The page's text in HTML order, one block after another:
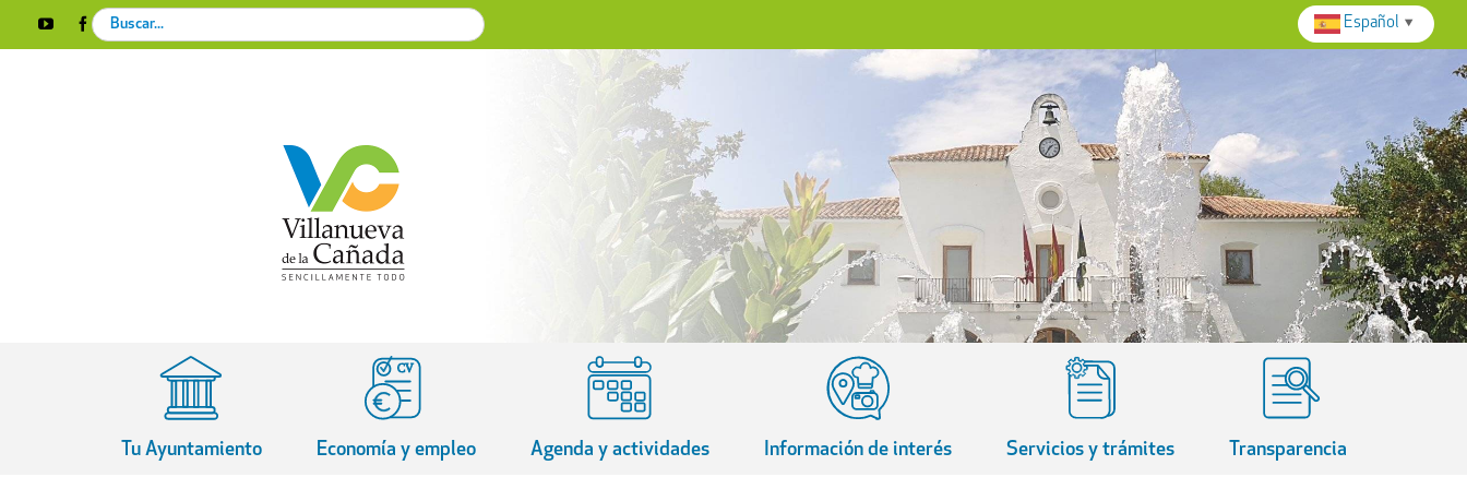
YouTubeFacebookInstagram
X
Search
for:
Tu Ayuntamiento Economía y empleo Agenda y actividades Información de interés Servicios y trámites Transparencia
Español ▼